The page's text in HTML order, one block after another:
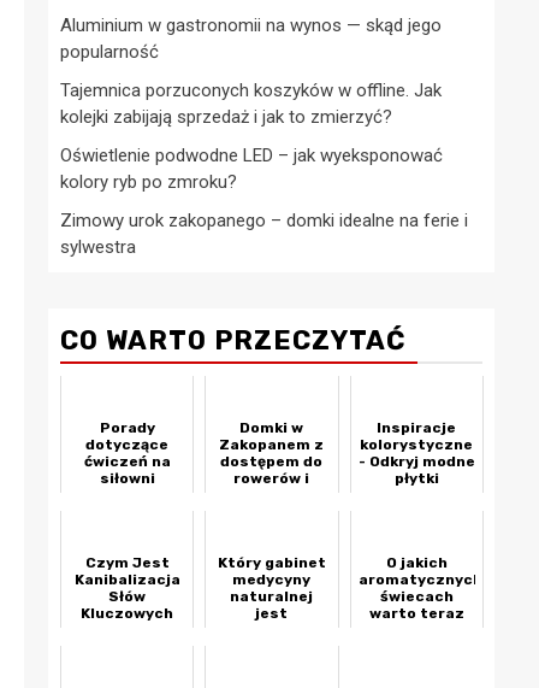
Aluminium w gastronomii na wynos — skąd jego
popularność
Tajemnica porzuconych koszyków w offline. Jak
kolejki zabijają sprzedaż i jak to zmierzyć?
Oświetlenie podwodne LED – jak wyeksponować
kolory ryb po zmroku?
Zimowy urok zakopanego – domki idealne na ferie i
sylwestra
CO WARTO PRZECZYTAĆ
Porady
dotyczące
ćwiczeń na
siłowni
Domki w
Zakopanem z
dostępem do
rowerów i
nocleg?
Inspiracje
kolorystyczne
- Odkryj modne
płytki
Czym Jest
Kanibalizacja
Słów
Kluczowych
Który gabinet
medycyny
naturalnej
jest
O jakich
aromatycznych
świecach
warto teraz